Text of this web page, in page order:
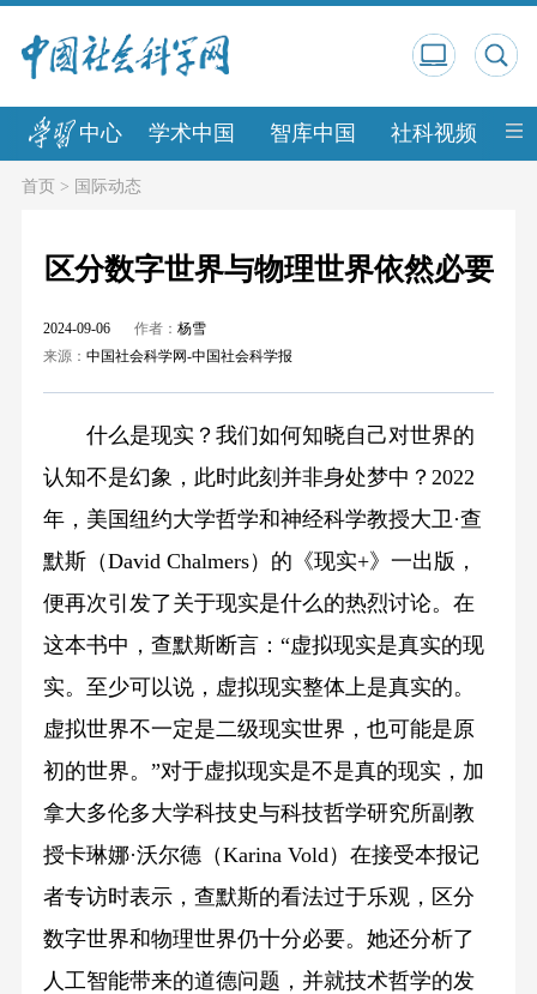
中心 学术中国 智库中国 社科视频 中
首页> 国际动态
区分数字世界与物理世界依然必要
2024-09-06 作者： 杨雪
来源： 中国社会科学网-中国社会科学报
什么是现实？我们如何知晓自己对世界的
认知不是幻象，此时此刻并非身处梦中？2022
年，美国纽约大学哲学和神经科学教授大卫·查
默斯（David Chalmers）的《现实+》一出版，
便再次引发了关于现实是什么的热烈讨论。在
这本书中，查默斯断言：“虚拟现实是真实的现
实。至少可以说，虚拟现实整体上是真实的。
虚拟世界不一定是二级现实世界，也可能是原
初的世界。”对于虚拟现实是不是真的现实，加
拿大多伦多大学科技史与科技哲学研究所副教
授卡琳娜·沃尔德（Karina Vold）在接受本报记
者专访时表示，查默斯的看法过于乐观，区分
数字世界和物理世界仍十分必要。她还分析了
人工智能带来的道德问题，并就技术哲学的发